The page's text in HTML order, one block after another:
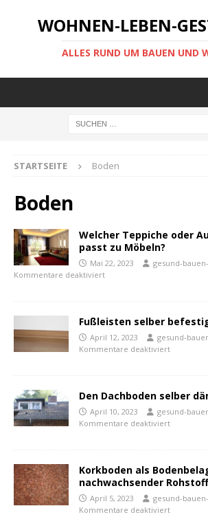
WOHNEN-LEBEN-
ALLES RUND UM BAUEN UND
STARTSEITE Boden
Boden
Welcher Teppiche oder
passt zu Möbeln?
Mai 22, 2023
gesund-
Kommentare deaktiviert
Fußleisten selber
April 12, 2023
gesund-
Kommentare deaktiviert
Den Dachboden selber
April 10, 2023
gesund-
Kommentare deaktiviert
Korkboden als
nachwachsender Rohstoff
April 5, 2023
gesund-
Kommentare deaktiviert